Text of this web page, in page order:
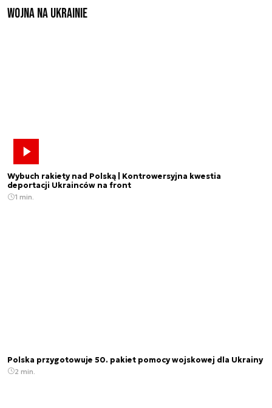
Wojna na Ukrainie
Wybuch rakiety nad Polską | Kontrowersyjna kwestia
deportacji Ukrainców na front
1 min.
Polska przygotowuje 50. pakiet pomocy wojskowej dla Ukrainy
2 min.